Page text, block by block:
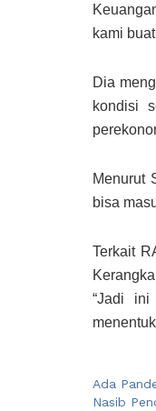
kami
Dia
kondisi
Menurut
bisa
Terkait
“Jadi ini
Ada
Nasib